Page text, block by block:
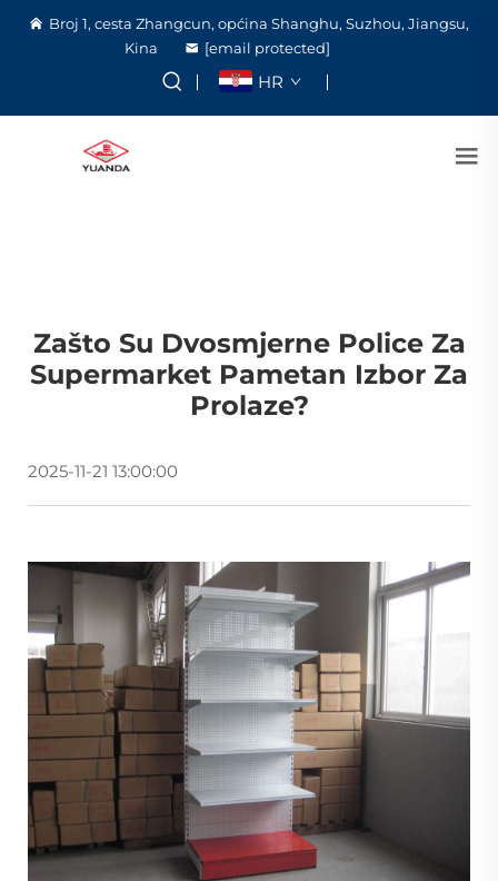
Broj 1, cesta Zhangcun, općina Shanghu, Suzhou, Jiangsu,
Kina
[email protected]
HR
Zašto Su Dvosmjerne Police Za
Supermarket Pametan Izbor Za
Prolaze?
2025-11-21 13:00:00